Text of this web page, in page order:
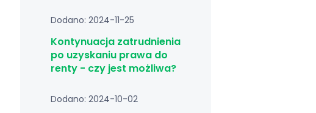
Dodano: 2024-11-25
Kontynuacja zatrudnienia
po uzyskaniu prawa do
renty - czy jest możliwa?
Dodano: 2024-10-02